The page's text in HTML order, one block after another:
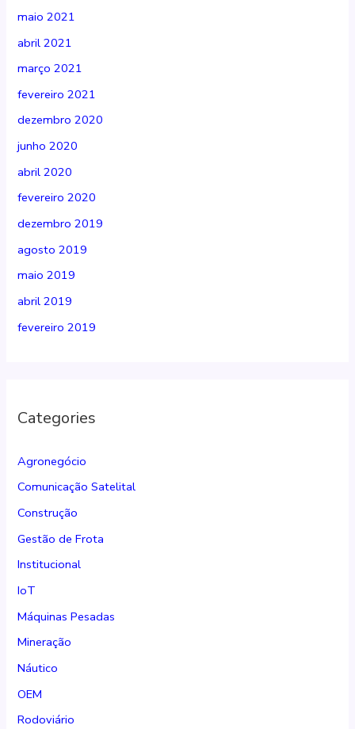
maio 2021
abril 2021
março 2021
fevereiro 2021
dezembro 2020
junho 2020
abril 2020
fevereiro 2020
dezembro 2019
agosto 2019
maio 2019
abril 2019
fevereiro 2019
Categories
Agronegócio
Comunicação Satelital
Construção
Gestão de Frota
Institucional
IoT
Máquinas Pesadas
Mineração
Náutico
OEM
Rodoviário